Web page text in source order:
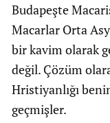
Budapeşte
Macarlar Orta
bir kavim olarak
değil. Çözüm
Hristiyanlığı
geçmişler.